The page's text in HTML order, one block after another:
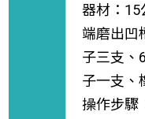
器材：15
端磨出凹
子三支、
子一支、
操作步驟